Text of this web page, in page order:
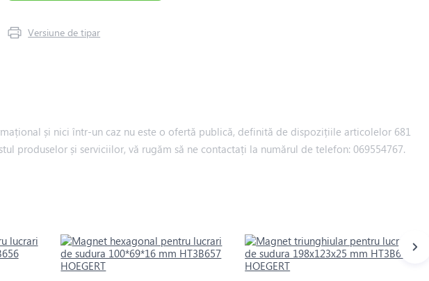
Versiune de tipar
și nici într-un caz nu este o ofertă publică, definită de dispozițiile articolelor 681
produselor și serviciilor, vă rugăm să ne contactați la numărul de telefon: 069554767.